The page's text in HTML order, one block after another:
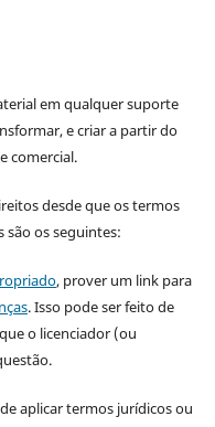
em qualquer suporte
e criar a partir do
comercial.
desde que os termos
são os seguintes:
, prover um link para
. Isso pode ser feito de
o licenciador (ou
aplicar termos jurídicos ou